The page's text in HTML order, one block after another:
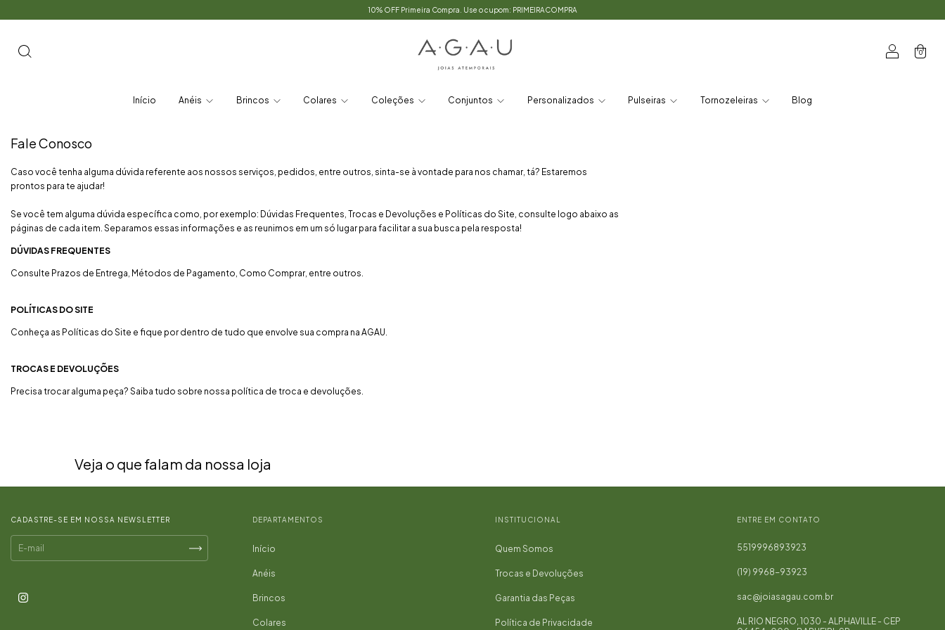
10% OFF Primeira Compra. Use o cupom: PRIMEIRACOMPRA
0
Início Anéis Brincos Colares Coleções Conjuntos Personalizados Pulseiras Tornozeleiras Blog
Fale Conosco
Caso você tenha alguma dúvida referente aos nossos serviços, pedidos, entre outros, sinta-se à vontade para nos chamar, tá? Estaremos
prontos para te ajudar!
Se você tem alguma dúvida específica como, por exemplo: Dúvidas Frequentes, Trocas e Devoluções e Políticas do Site, consulte logo abaixo as
páginas de cada item. Separamos essas informações e as reunimos em um só lugar para facilitar a sua busca pela resposta!
DÚVIDAS FREQUENTES
Consulte Prazos de Entrega, Métodos de Pagamento, Como Comprar, entre outros.
POLÍTICAS DO SITE
Conheça as Políticas do Site e fique por dentro de tudo que envolve sua compra na AGAU.
TROCAS E DEVOLUÇÕES
Precisa trocar alguma peça? Saiba tudo sobre nossa política de troca e devoluções.
Veja o que falam da nossa loja
CADASTRE-SE EM NOSSA NEWSLETTER DEPARTAMENTOS
Início
Anéis
Brincos
Colares
INSTITUCIONAL
Quem Somos
Trocas e Devoluções
Garantia das Peças
Política de Privacidade
ENTRE EM CONTATO
5519996893923
(19) 9968-93923
sac@joiasagau.com.br
AL RIO NEGRO, 1030 - ALPHAVILLE - CEP